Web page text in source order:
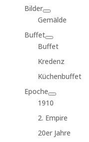
Bilder
Gemälde
Buffet
Buffet
Kredenz
Küchenbuffet
Epoche
1910
2. Empire
20er Jahre